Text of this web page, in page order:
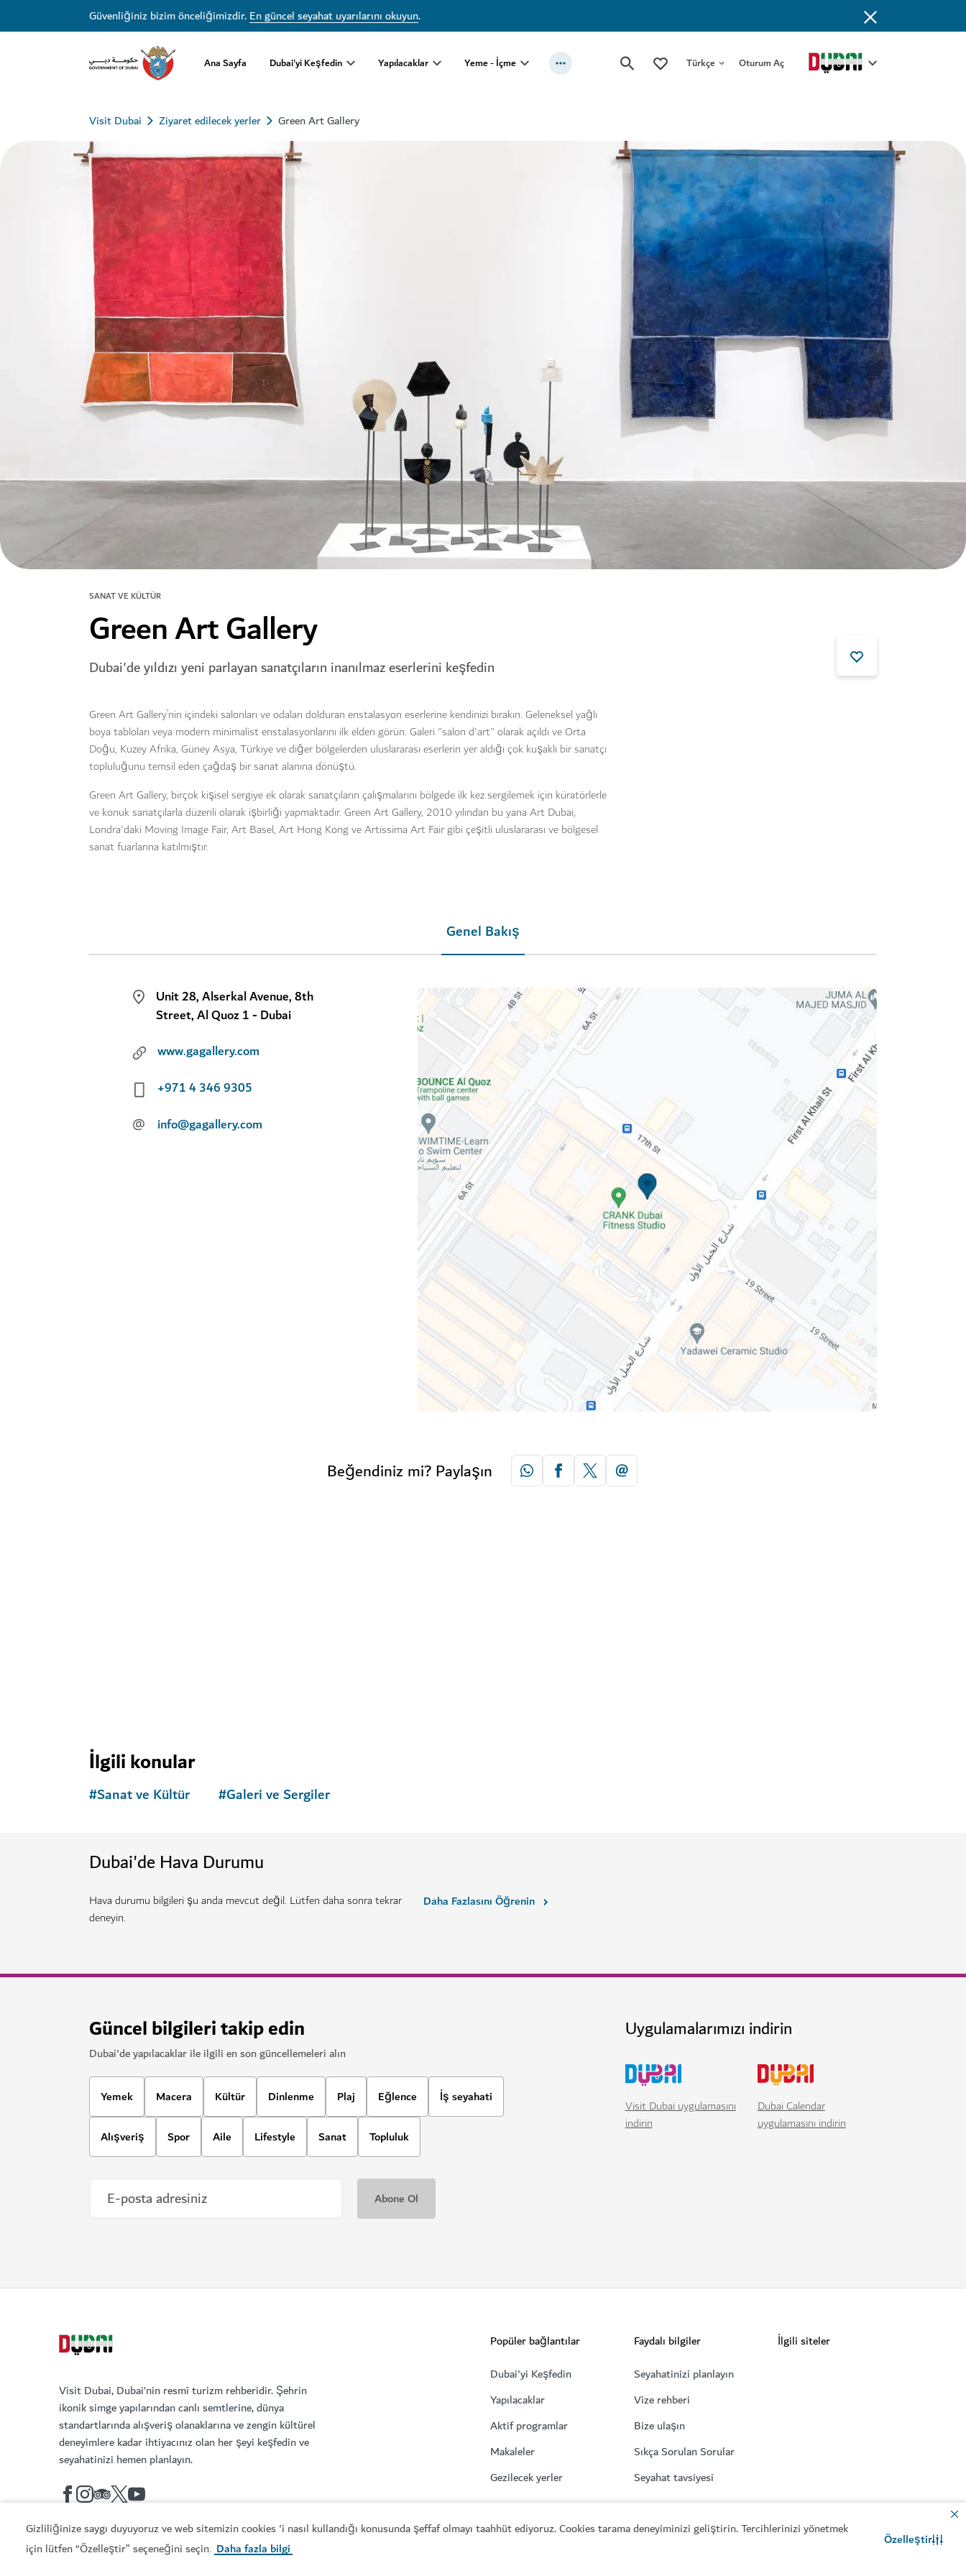
Gizliliğinize saygı duyuyoruz ve web sitemizin cookies 'i nasıl kullandığı konusunda şeffaf olmayı taahhüt ediyoruz. Cookies tarama deneyiminizi geliştirin. Tercihlerinizi yönetmek
için lütfen “Özelleştir” seçeneğini seçin. Daha fazla bilgi Özelleştir
Güvenliğiniz bizim önceliğimizdir.En güncel seyahat uyarılarını okuyun.
Ana Sayfa Dubai'yi Keşfedin Yapılacaklar Yeme - İçme Türkçe Oturum Aç
Visit Dubai Ziyaret edilecek yerler Green Art Gallery
SANAT VE KÜLTÜR
Green Art Gallery
Dubai'de yıldızı yeni parlayan sanatçıların inanılmaz eserlerini keşfedin
Green Art Gallery’nin içindeki salonları ve odaları dolduran enstalasyon eserlerine kendinizi bırakın. Geleneksel yağlı
boya tabloları veya modern minimalist enstalasyonlarını ilk elden görün. Galeri "salon d'art" olarak açıldı ve Orta
Doğu, Kuzey Afrika, Güney Asya, Türkiye ve diğer bölgelerden uluslararası eserlerin yer aldığı çok kuşaklı bir sanatçı
topluluğunu temsil eden çağdaş bir sanat alanına dönüştü.
Green Art Gallery, birçok kişisel sergiye ek olarak sanatçıların çalışmalarını bölgede ilk kez sergilemek için küratörlerle
ve konuk sanatçılarla düzenli olarak işbirliği yapmaktadır. Green Art Gallery, 2010 yılından bu yana Art Dubai,
Londra'daki Moving Image Fair, Art Basel, Art Hong Kong ve Artissima Art Fair gibi çeşitli uluslararası ve bölgesel
sanat fuarlarına katılmıştır.
Genel Bakış
Unit 28, Alserkal Avenue, 8th
Street, Al Quoz 1 - Dubai
www.gagallery.com
+971 4 346 9305
@ info@gagallery.com
Beğendiniz mi? Paylaşın
SANAT VE KÜLTÜR
şekilde keşfedin.
SANAT VE KÜLTÜR
Kadın Müzesi – Bait Al Banat
BAE'deki kadınların yaşamlarını ve başarılarını öğrenin
49 YORUMLAR
ARTE MUSEUM Dubai
İlgili konular
#Sanat ve Kültür #Galeri ve Sergiler